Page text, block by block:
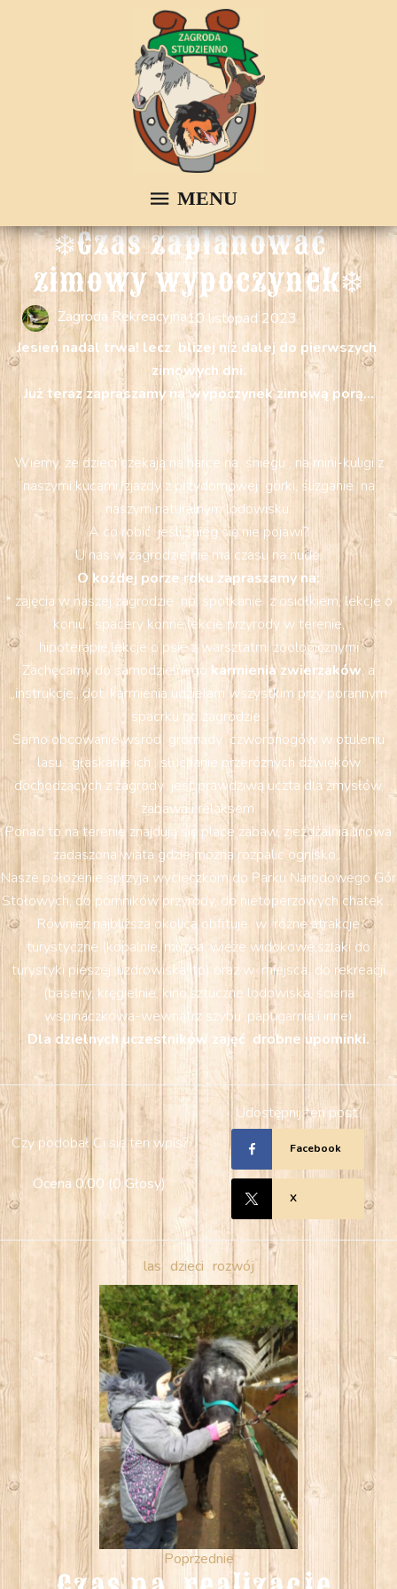
❄️Czas zaplanować
zimowy wypoczynek❄️
Zagroda Rekreacyjna10 listopad 2023
Jesień nadal trwa! lecz blizej niż dalej do pierwszych
zimowych dni.
Już teraz zapraszamy na wypoczynek zimową porą...
Wiemy, że dzieci czekają na harce na śniegu , na mini-kuligi z
naszymi kucami, zjazdy z przydomowej górki, ślizganie na
naszym naturalnym lodowisku.
A co robić jeśli śnieg się nie pojawi?
U nas w zagrodzie nie ma czasu na nudę.
O kożdej porze roku zapraszamy na:
* zajęcia w naszej zagrodzie np. spotkanie z osiołkiem, lekcje o
koniu , spacery konne,lekcje przyrody w terenie,
hipoterapie,lekcje o psie z warsztatmi zoologicznymi
Zachęcamy do samodzielnego karmienia zwierzaków, a
,,instrukcje,, dot. karmienia udzielam wszystkim przy porannym
spacrku po zagrodzie .
Samo obcowanie wśród gromady czworonogów w otuleniu
lasu , głaskanie ich , słuchanie przeróznych dźwięków
dochodzących z zagrody jest prawdziwą uczta dla zmysłów,
zabawą i relaksem.
Ponad to na terenie znajdują się place zabaw, zjeżdżalnia linowa
zadaszona wiata gdzie można rozpalic ognisko,.
Nasze położenie sprzyja wycieczkom do Parku Narodowego Gór
Stołowych, do pomników przyrody, do nietoperzowych chatek ...
Równiez najbliższa okolica obfituje w różne atrakcje
turystyczne (kopalnie, muzea, wieże widokowe,szlaki do
turystyki pieszej ,uzdrowiska itp) oraz w miejsca do rekreacji
(baseny, kręgielnie, kino,sztuczne lodowiska, ściana
wspinaczkowa-wewnątrz szybu ,papugarnia i inne)
Dla dzielnych uczestników zajęć drobne upominki.
Czy podobał Ci się ten wpis?
Ocena0.00 (0 Głosy)
Udostępnij ten post.
Facebook
X
las dzieci rozwój
Poprzednie